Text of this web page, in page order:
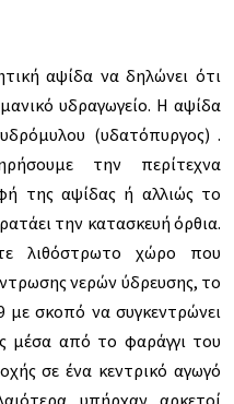
αψίδα να δηλώνει ότι
υδραγωγείο. Η αψίδα
(υδατόπυργος) .
την περίτεχνα
της αψίδας ή αλλιώς το
την κατασκευή όρθια.
λιθόστρωτο χώρο που
νερών ύδρευσης, το
με σκοπό να συγκεντρώνει
μέσα από το φαράγγι του
σε ένα κεντρικό αγωγό